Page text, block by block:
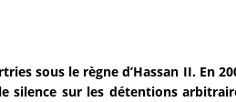
sous le règne d’Hassan II. En
silence sur les détentions